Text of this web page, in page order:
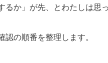
か」が先、とわたしは思っ
の順番を整理します。